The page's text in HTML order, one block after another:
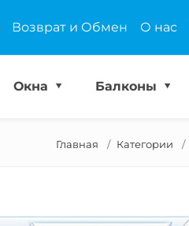
Возврат и Обмен О нас
Окна Балконы
Главная Категории